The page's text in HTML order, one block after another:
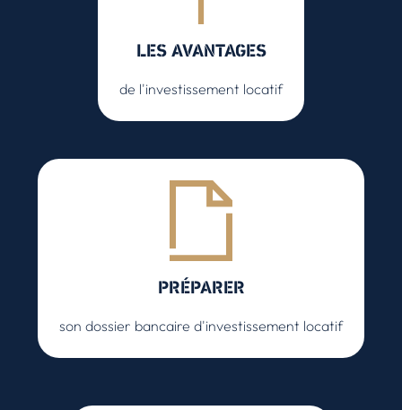
LES AVANTAGES
de l'investissement locatif
PRÉPARER
son dossier bancaire d'investissement locatif